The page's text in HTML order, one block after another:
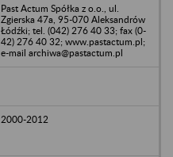
Past Actum Spółka z o.o., ul.
Zgierska 47a, 95-070 Aleksandrów
Łódźki; tel. (042) 276 40 33; fax (0-
42) 276 40 32; www.pastactum.pl;
e-mail archiwa@pastactum.pl
2000-2012